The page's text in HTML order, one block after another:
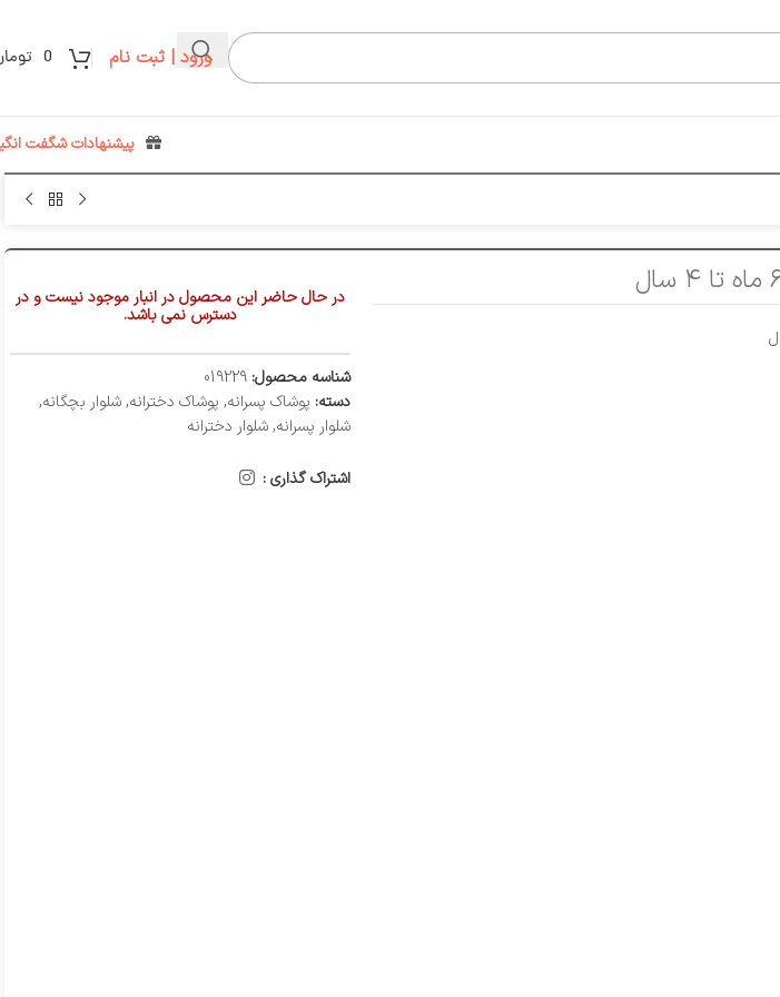
ورود | ثبت نام 0
پیشنهادات شگفت
در حال حاضر این محصول در انبار موجود نیست و در
دسترس نمی باشد.
شناسه محصول:019229
دسته: پوشاک پسرانه, پوشاک دخترانه,شلوار بچگانه,
شلوار پسرانه,شلوار دخترانه
اشتراک گذاری :